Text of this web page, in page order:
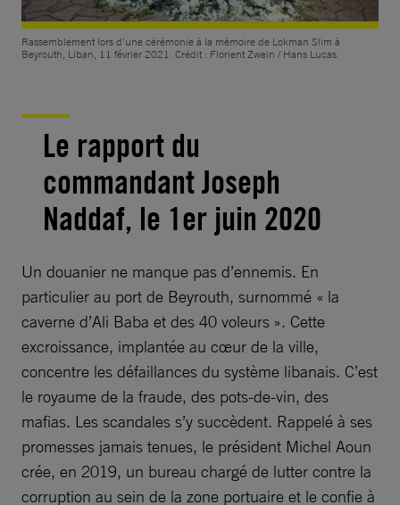
Rassemblement lors d’une cérémonie à la mémoire de Lokman Slim à
Beyrouth, Liban, 11 février 2021. Crédit : Florient Zwein / Hans Lucas
Le rapport du
commandant Joseph
Naddaf, le 1er juin 2020
Un douanier ne manque pas d’ennemis. En
particulier au port de Beyrouth, surnommé « la
caverne d’Ali Baba et des 40 voleurs ». Cette
excroissance, implantée au cœur de la ville,
concentre les défaillances du système libanais. C’est
le royaume de la fraude, des pots-de-vin, des
mafias. Les scandales s’y succèdent. Rappelé à ses
promesses jamais tenues, le président Michel Aoun
crée, en 2019, un bureau chargé de lutter contre la
corruption au sein de la zone portuaire et le confie à